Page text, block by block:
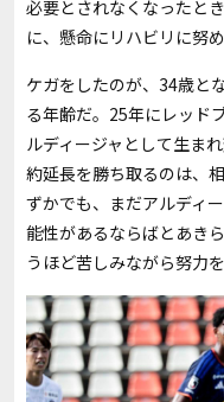
必要とされなくなったと
に、懸命にリハビリに努め
ケガをしたのが、34歳と
る年齢だ。25年にレッド
ルディージャとして生ま
約延長を勝ち取るのは、
ずかでも、まだアルディ
能性があるならばとあき
うほど苦しみながら努力